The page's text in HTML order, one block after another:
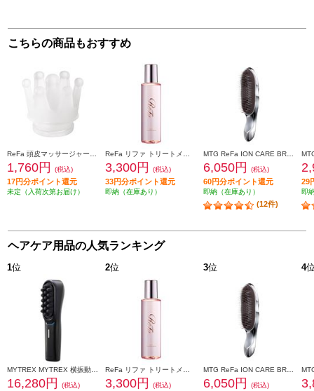
こちらの商品もおすすめ
1,760円 (税込)
17円分ポイント還元
未定（入荷次第お届け）
3,300円 (税込)
33円分ポイント還元
即納（在庫あり）
6,050円 (税込)
60円分ポイント還元
即納（在庫あり）
(12件)
29
即
ヘアケア用品の人気ランキング
1位
16,280円 (税込)
2位
3,300円 (税込)
3位
6,050円 (税込)
4